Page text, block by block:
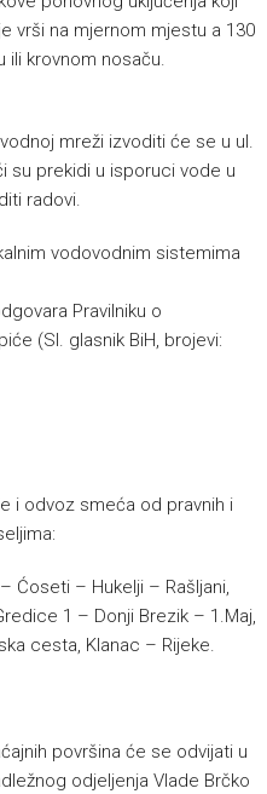
vrši na mjernom mjestu a 130
ili krovnom nosaču.
mreži izvoditi će se u ul.
su prekidi u isporuci vode u
radovi.
vodovodnim sistemima
Pravilniku o
(Sl. glasnik BiH, brojevi:
i odvoz smeća od pravnih i
Ćoseti – Hukelji – Rašljani,
1 – Donji Brezik – 1.Maj,
cesta, Klanac – Rijeke.
površina će se odvijati u
odjeljenja Vlade Brčko